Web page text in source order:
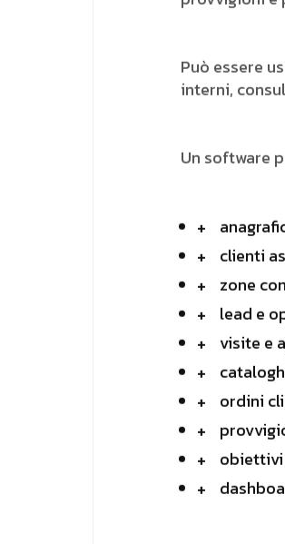
Può essere
interni,
Un software
clienti
zone
lead e
visite e
ordini